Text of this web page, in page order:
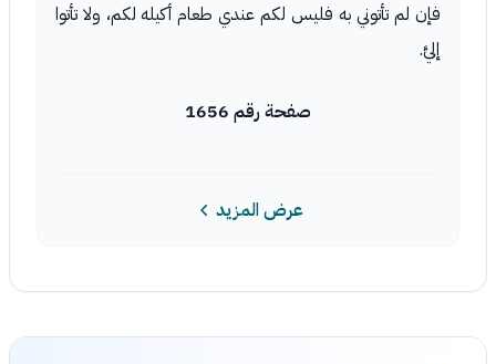
فإن لم تأتوني به فليس لكم عندي طعام أكيله لكم، ولا تأتوا
إليَّ.
صفحة رقم 1656
عرض المزيد